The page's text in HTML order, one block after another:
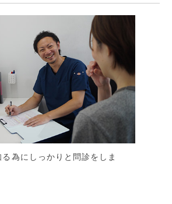
為にしっかりと問診をしま